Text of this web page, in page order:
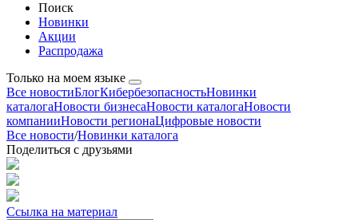
Поиск
Новинки
Акции
Распродажа
Только на моем языке
Все новостиБлогКибербезопасностьНовинки
каталогаНовости бизнесаНовости каталогаНовости
компанииНовости регионаЦифровые новости
Все новости/Новинки каталога
Поделиться с друзьями
Ссылка на материал